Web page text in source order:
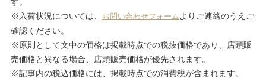
※入荷状況については、
お問い合わせフォーム よりご連絡のうえご
確認ください。
※原則として文中の価格は掲載時点での税抜価格であり、店頭販
売価格と異なる場合、店頭販売価格が優先されます。
※記事内の税込価格には、掲載時点での消費税が含まれます。